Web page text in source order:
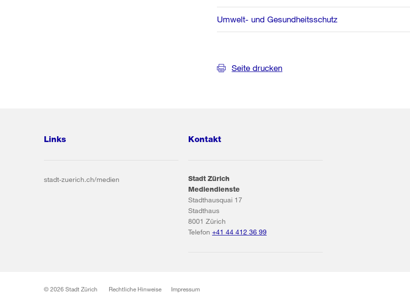
Umwelt- und Gesundheitsschutz
Seite drucken
Links
stadt-zuerich.ch/medien
Kontakt
Stadt Zürich
Mediendienste
Stadthausquai 17
Stadthaus
8001 Zürich
Telefon +41 44 412 36 99
© 2026 Stadt Zürich Rechtliche Hinweise Impressum